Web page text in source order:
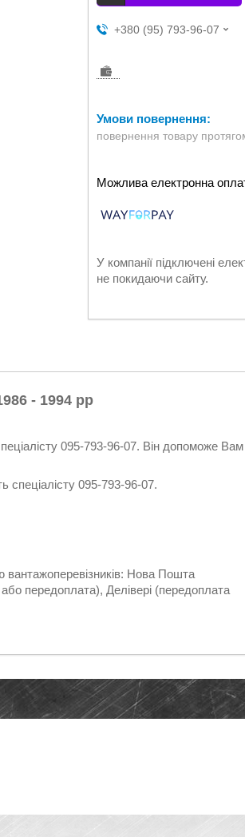
+380 (95) 793-96-07
повернення товару
У компанії підключені
не покидаючи сайту.
- 1994 рр
095-793-96-07. Він допоможе Вам
спеціалісту 095-793-96-07.
вантажоперевізників: Нова Пошта
передоплата), Делівері (передоплата